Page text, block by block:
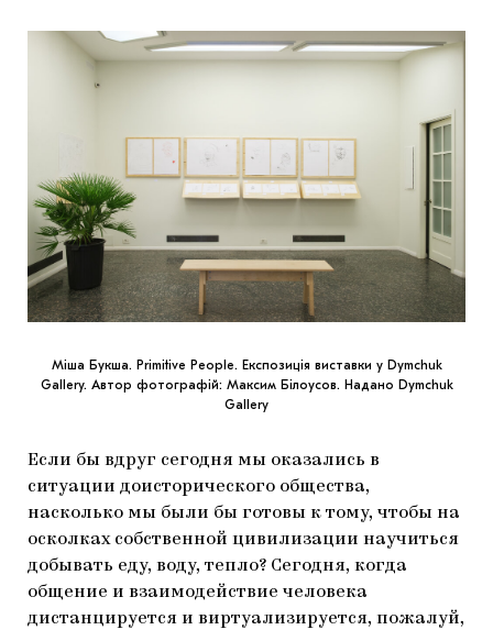
Міша Букша. Primitive People. Експозиція виставки у Dymchuk
Gallery. Автор фотографій: Максим Білоусов. Надано Dymchuk
Gallery
Если бы вдруг сегодня мы оказались в
ситуации доисторического общества,
насколько мы были бы готовы к тому, чтобы на
осколках собственной цивилизации научиться
добывать еду, воду, тепло? Сегодня, когда
общение и взаимодействие человека
дистанцируется и виртуализируется, пожалуй,